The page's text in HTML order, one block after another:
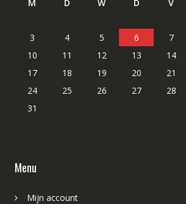
M D W D V
3
4 5 6 7
10
11 12 13 14
17
18 19 20 21
24
25 26 27 28
31
Menu
Mijn account